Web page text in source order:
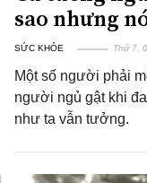
sao nhưng
SỨC KHỎE Thứ 7,
Một số người phải
người ngủ gật khi
như ta vẫn tưởng.